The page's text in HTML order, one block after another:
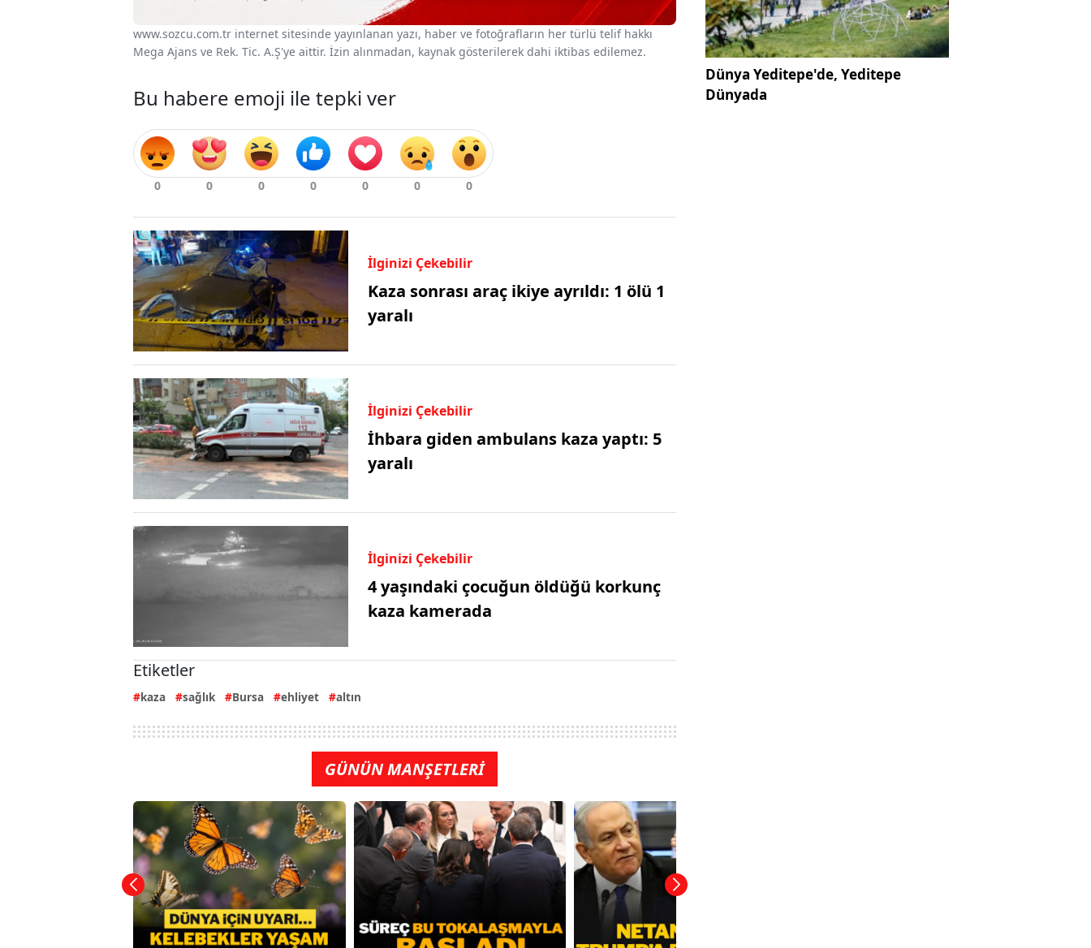
www.sozcu.com.tr internet sitesinde yayınlanan yazı, haber ve fotoğrafların her türlü telif hakkı
Mega Ajans ve Rek. Tic. A.Ş'ye aittir. İzin alınmadan, kaynak gösterilerek dahi iktibas edilemez.
Bu habere emoji ile tepki ver
İlginizi Çekebilir
Kaza sonrası araç ikiye ayrıldı: 1 ölü 1
yaralı
İlginizi Çekebilir
İhbara giden ambulans kaza yaptı: 5
yaralı
İlginizi Çekebilir
4 yaşındaki çocuğun öldüğü korkunç
kaza kamerada
Etiketler
kaza sağlık Bursa ehliyet altın
GÜNÜN MANŞETLERİ
Dünya Yeditepe'de, Yeditepe
Dünyada